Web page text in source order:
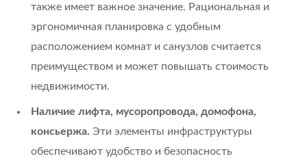
также имеет важное значение. Рациональная и
эргономичная планировка с удобным
расположением комнат и санузлов считается
преимуществом и может повышать стоимость
недвижимости.
Наличие лифта, мусоропровода, домофона,
консьержа. Эти элементы инфраструктуры
обеспечивают удобство и безопасность